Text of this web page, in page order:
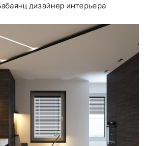
дизайнер интерьера